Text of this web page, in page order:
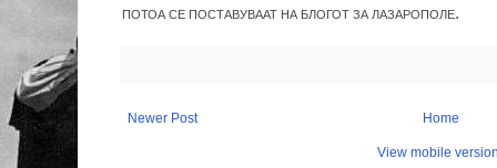
ПОТОА СЕ ПОСТАВУВААТ НА БЛОГОТ ЗА ЛАЗАРОПОЛЕ.
Newer Post Home
View mobile